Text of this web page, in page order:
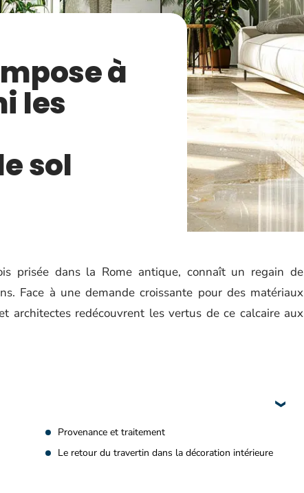
à
les
sol
prisée dans la Rome antique, connaît un regain de
Face à une demande croissante pour des matériaux
architectes redécouvrent les vertus de ce calcaire aux
Provenance et traitement
Le retour du travertin dans la décoration intérieure